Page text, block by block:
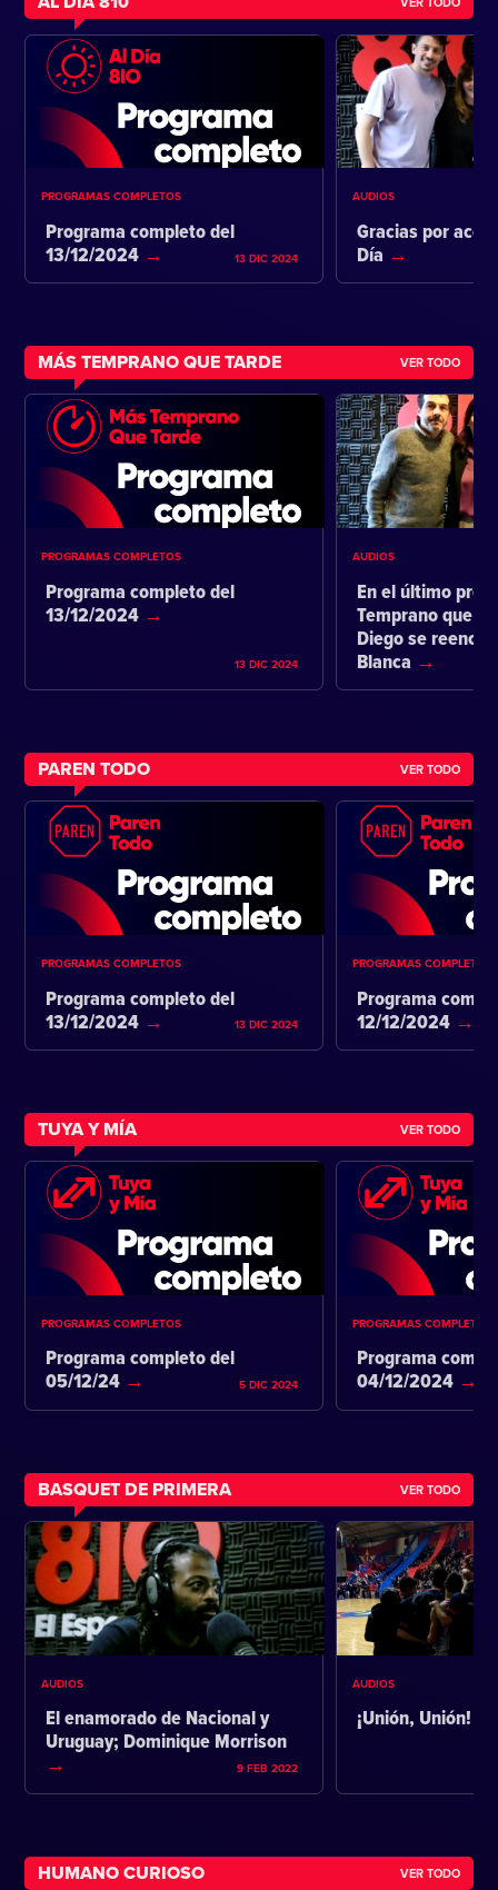
VER TODO
PROGRAMAS COMPLETOS
Programa completo del
13/12/2024
13 DIC 2024
AUDIOS
Gracias por
Día
MÁS TEMPRANO QUE TARDE VER TODO
PROGRAMAS COMPLETOS
Programa completo del
13/12/2024
13 DIC 2024
AUDIOS
En el último
Temprano que
Diego se
Blanca
PAREN TODO VER TODO
PROGRAMAS COMPLETOS
Programa completo del
13/12/2024
13 DIC 2024
PROGRAMAS COMPLETOS
Programa
12/12/2024
TUYA Y MÍA VER TODO
PROGRAMAS COMPLETOS
Programa completo del
05/12/24
5 DIC 2024
PROGRAMAS COMPLETOS
Programa
04/12/2024
BASQUET DE PRIMERA VER TODO
AUDIOS
El enamorado de Nacional y
Uruguay; Dominique Morrison
9 FEB 2022
AUDIOS
¡Unión, Unión!
HUMANO CURIOSO VER TODO